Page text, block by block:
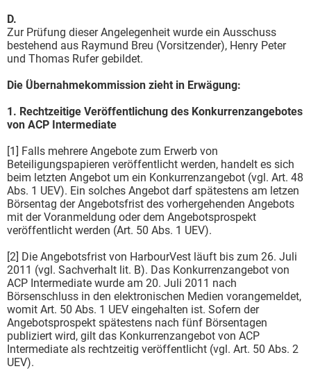
D.
Zur Prüfung dieser Angelegenheit wurde ein Ausschuss
bestehend aus Raymund Breu (Vorsitzender), Henry Peter
und Thomas Rufer gebildet.
Die Übernahmekommission zieht in Erwägung:
1. Rechtzeitige Veröffentlichung des Konkurrenzangebotes
von ACP Intermediate
[1] Falls mehrere Angebote zum Erwerb von
Beteiligungspapieren veröffentlicht werden, handelt es sich
beim letzten Angebot um ein Konkurrenzangebot (vgl. Art. 48
Abs. 1 UEV). Ein solches Angebot darf spätestens am letzen
Börsentag der Angebotsfrist des vorhergehenden Angebots
mit der Voranmeldung oder dem Angebotsprospekt
veröffentlicht werden (Art. 50 Abs. 1 UEV).
[2] Die Angebotsfrist von HarbourVest läuft bis zum 26. Juli
2011 (vgl. Sachverhalt lit. B). Das Konkurrenzangebot von
ACP Intermediate wurde am 20. Juli 2011 nach
Börsenschluss in den elektronischen Medien vorangemeldet,
womit Art. 50 Abs. 1 UEV eingehalten ist. Sofern der
Angebotsprospekt spätestens nach fünf Börsentagen
publiziert wird, gilt das Konkurrenzangebot von ACP
Intermediate als rechtzeitig veröffentlicht (vgl. Art. 50 Abs. 2
UEV).